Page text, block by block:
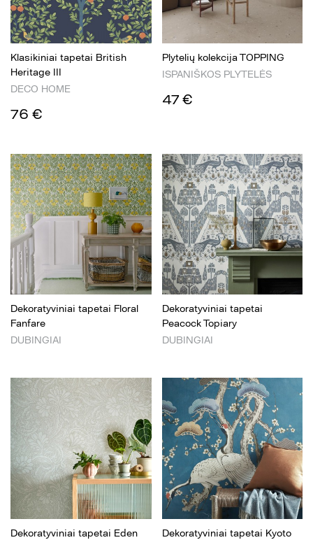
Klasikiniai tapetai British
Heritage III
DECO HOME
76 €
Plytelių kolekcija TOPPING
ISPANIŠKOS PLYTELĖS
47 €
Dekoratyviniai tapetai Floral
Fanfare
DUBINGIAI
Dekoratyviniai tapetai
Peacock Topiary
DUBINGIAI
Dekoratyviniai tapetai Eden
Dekoratyviniai tapetai Kyoto